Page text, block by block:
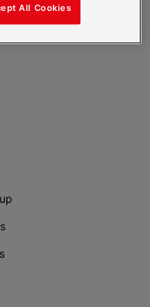
All Cookies